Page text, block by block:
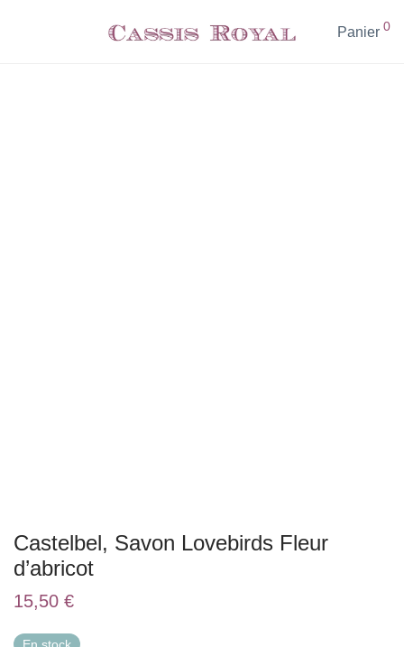
Panier 0
Castelbel, Savon Lovebirds Fleur
d’abricot
15,50 €